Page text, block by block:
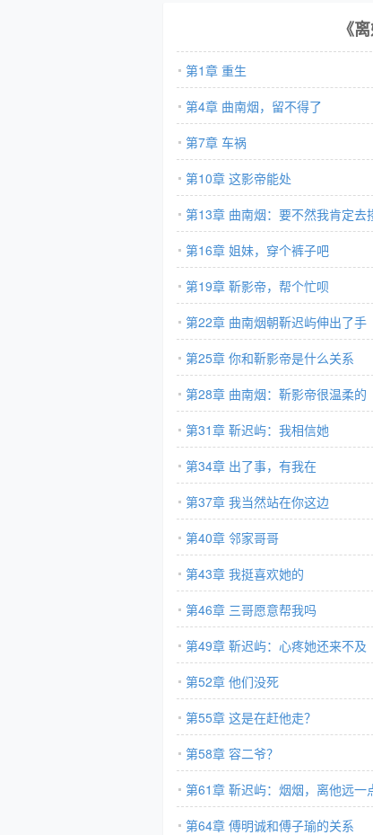
《
第1章 重生
第4章 曲南烟，留不得了
第7章 车祸
第10章 这影帝能处
第13章 曲南烟：要不然我肯定去
她第16章 姐妹，穿个裤子吧
第19章 靳影帝，帮个忙呗
第22章 曲南烟朝靳迟屿伸出了手
第25章 你和靳影帝是什么关系
第28章 曲南烟：靳影帝很温柔的
第31章 靳迟屿：我相信她
第34章 出了事，有我在
第37章 我当然站在你这边
第40章 邻家哥哥
第43章 我挺喜欢她的
第46章 三哥愿意帮我吗
第49章 靳迟屿：心疼她还来不及
第52章 他们没死
第55章 这是在赶他走？
第58章 容二爷？
第61章 靳迟屿：烟烟，离他远一
第64章 傅明诚和傅子瑜的关系